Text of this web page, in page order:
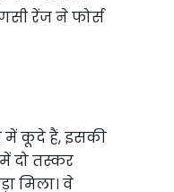
रेंज ने फोर्स
में कूदे हैं, इसकी
दो तस्कर
मिला। वे